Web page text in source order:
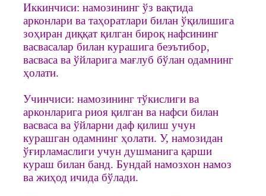
Иккинчиси: намозининг ўз вақтида
арконлари ва таҳоратлари билан ўқилишига
зоҳиран диққат қилган бироқ нафсининг
васвасалар билан курашига беэътибор,
васваса ва ўйларига мағлуб бўлан одамнинг
ҳолати.
Учинчиси: намозининг тўкислиги ва
арконларига риоя қилган ва нафси билан
васваса ва ўйларни даф қилиш учун
курашган одамнинг ҳолати. У, намозидан
ўғирламаслиги учун душманига қарши
кураш билан банд. Бундай намозхон намоз
ва жиҳод ичида бўлади.